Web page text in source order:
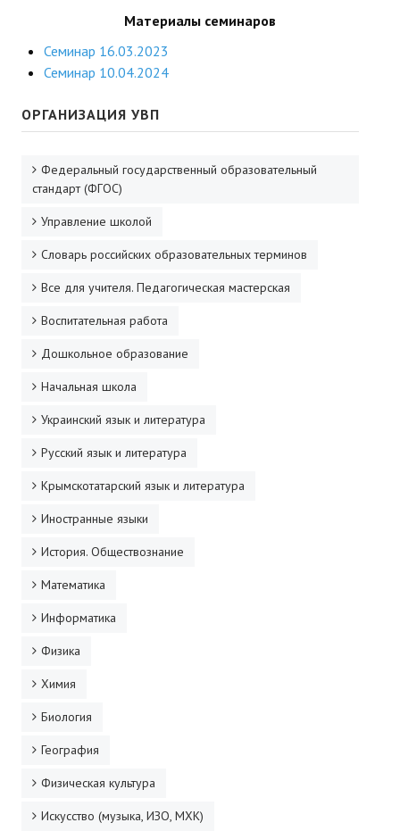
Материалы семинаров
Семинар 16.03.2023
Семинар 10.04.2024
ОРГАНИЗАЦИЯ УВП
Федеральный государственный образовательный
стандарт (ФГОС)
Управление школой
Словарь российских образовательных терминов
Все для учителя. Педагогическая мастерская
Воспитательная работа
Дошкольное образование
Начальная школа
Украинский язык и литература
Русский язык и литература
Крымскотатарский язык и литература
Иностранные языки
История. Обществознание
Математика
Информатика
Физика
Химия
Биология
География
Физическая культура
Искусство (музыка, ИЗО, МХК)